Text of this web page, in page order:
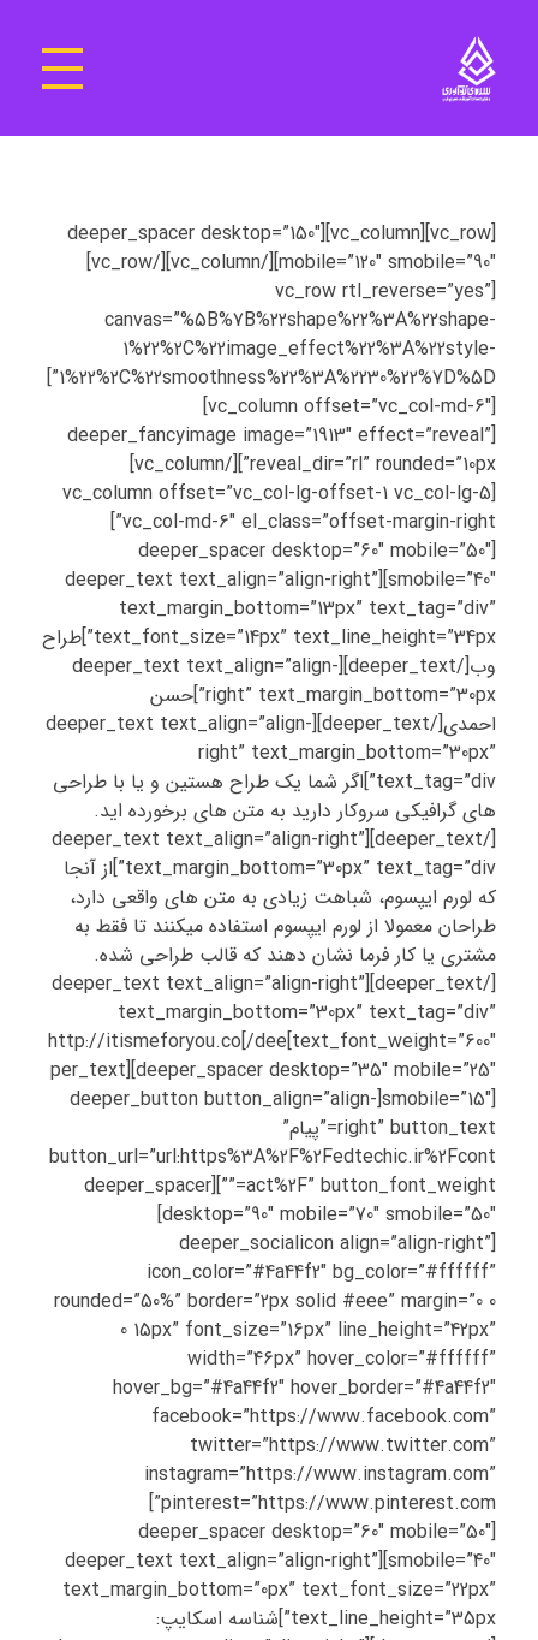
[vc_row][vc_column][deeper_spacer desktop=”150″
mobile=”120″ smobile=”90″][/vc_column][/vc_row]
[vc_row rtl_reverse=”yes”
canvas=”%5B%7B%22shape%22%3A%22shape-
1%22%2C%22image_effect%22%3A%22style-
1%22%2C%22smoothness%22%3A%2230%22%7D%5D”]
[vc_column offset=”vc_col-md-6″]
[deeper_fancyimage image=”1913″ effect=”reveal”
reveal_dir=”rl” rounded=”10px”][/vc_column]
[vc_column offset=”vc_col-lg-offset-1 vc_col-lg-5
vc_col-md-6″ el_class=”offset-margin-right”]
[deeper_spacer desktop=”60″ mobile=”50″
smobile=”40″][deeper_text text_align=”align-right”
text_margin_bottom=”13px” text_tag=”div”
text_font_size=”14px” text_line_height=”34px”]طراح
وب[/deeper_text][deeper_text text_align=”align-
right” text_margin_bottom=”30px”]حسن
احمدی[/deeper_text][deeper_text text_align=”align-
right” text_margin_bottom=”30px”
text_tag=”div”]اگر شما یک طراح هستین و یا با طراحی
های گرافیکی سروکار دارید به متن های برخورده اید.
[/deeper_text][deeper_text text_align=”align-right”
text_margin_bottom=”30px” text_tag=”div”]از آنجا
که لورم ایپسوم، شباهت زیادی به متن های واقعی دارد،
طراحان معمولا از لورم ایپسوم استفاده میکنند تا فقط به
مشتری یا کار فرما نشان دهند که قالب طراحی شده.
[/deeper_text][deeper_text text_align=”align-right”
text_margin_bottom=”30px” text_tag=”div”
text_font_weight=”600″]http://itismeforyou.co[/dee
per_text][deeper_spacer desktop=”35″ mobile=”25″
smobile=”15″][deeper_button button_align=”align-
right” button_text=”پیام”
button_url=”url:https%3A%2F%2Fedtechic.ir%2Fcont
act%2F” button_font_weight=””][deeper_spacer
desktop=”90″ mobile=”70″ smobile=”50″]
[deeper_socialicon align=”align-right”
icon_color=”#4a44f2″ bg_color=”#ffffff”
rounded=”50%” border=”2px solid #eee” margin=”0 0
0 15px” font_size=”16px” line_height=”42px”
width=”46px” hover_color=”#ffffff”
hover_bg=”#4a44f2″ hover_border=”#4a44f2″
facebook=”https://www.facebook.com”
twitter=”https://www.twitter.com”
instagram=”https://www.instagram.com”
pinterest=”https://www.pinterest.com”]
[deeper_spacer desktop=”60″ mobile=”50″
smobile=”40″][deeper_text text_align=”align-right”
text_margin_bottom=”0px” text_font_size=”22px”
text_line_height=”35px”]شناسه اسکایپ: